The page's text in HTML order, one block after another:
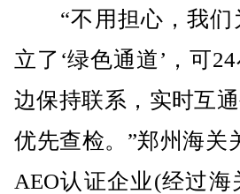
“不用担心，我们
立了‘绿色通道’，可
边保持联系，实时互
优先查检。”郑州海关
AEO认证企业(经过